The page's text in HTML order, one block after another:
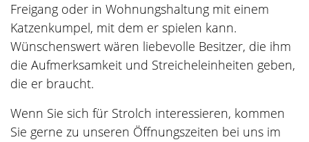
Freigang oder in Wohnungshaltung mit einem
Katzenkumpel, mit dem er spielen kann.
Wünschenswert wären liebevolle Besitzer, die ihm
die Aufmerksamkeit und Streicheleinheiten geben,
die er braucht.
Wenn Sie sich für Strolch interessieren, kommen
Sie gerne zu unseren Öffnungszeiten bei uns im